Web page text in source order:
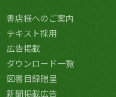
書店様へのご案内
テキスト採用
広告掲載
ダウンロード一覧
図書目録贈呈
新聞掲載広告